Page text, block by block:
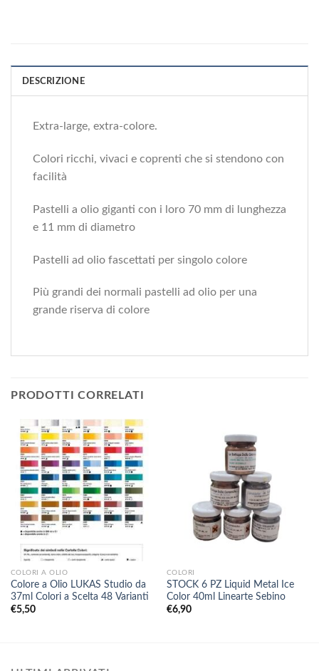
DESCRIZIONE
Extra-large, extra-colore.
Colori ricchi, vivaci e coprenti che si stendono con
facilità
Pastelli a olio giganti con i loro 70 mm di lunghezza
e 11 mm di diametro
Pastelli ad olio fascettati per singolo colore
Più grandi dei normali pastelli ad olio per una
grande riserva di colore
PRODOTTI CORRELATI
COLORI A OLIO
Colore a Olio LUKAS Studio da
37ml Colori a Scelta 48 Varianti
€5,50
COLORI
STOCK 6 PZ Liquid Metal Ice
Color 40ml Linearte Sebino
€6,90